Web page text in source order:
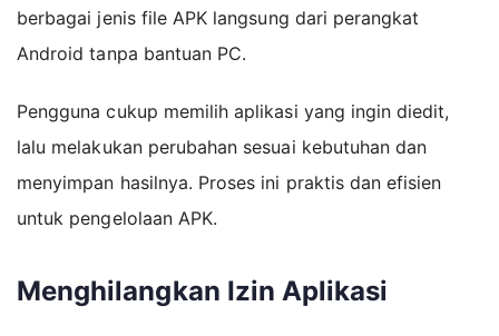
berbagai jenis file APK langsung dari perangkat
Android tanpa bantuan PC.
Pengguna cukup memilih aplikasi yang ingin diedit,
lalu melakukan perubahan sesuai kebutuhan dan
menyimpan hasilnya. Proses ini praktis dan efisien
untuk pengelolaan APK.
Menghilangkan Izin Aplikasi